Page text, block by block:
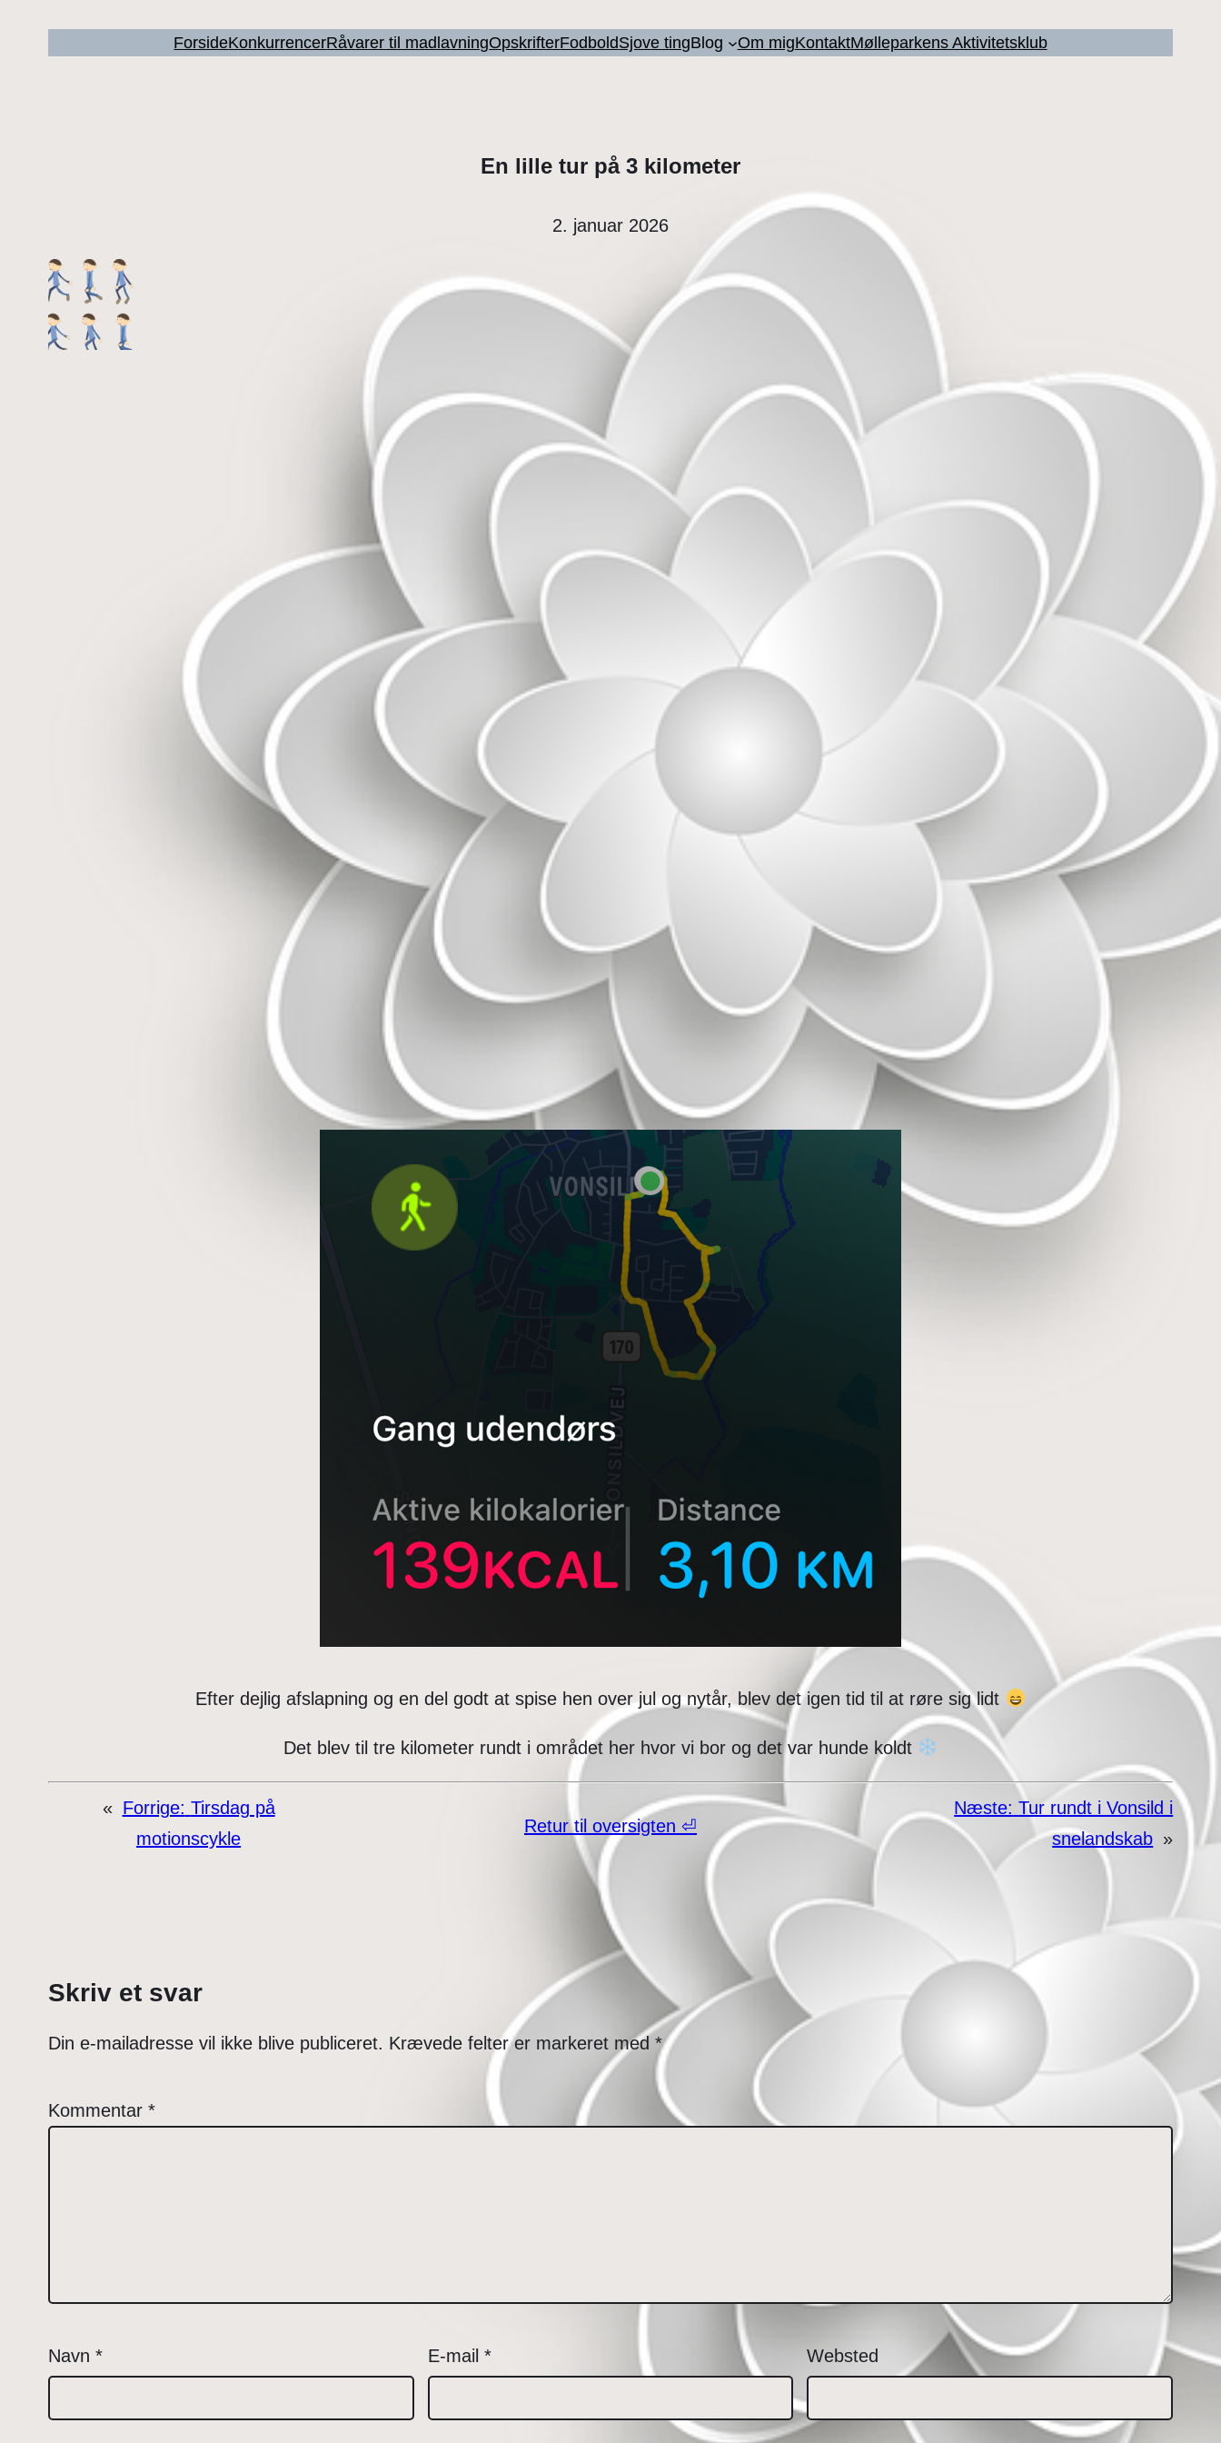
ForsideKonkurrencerRåvarer til madlavningOpskrifterFodboldSjove tingBlog Om migKontaktMølleparkens Aktivitetsklub
En lille tur på 3 kilometer
2. januar 2026
Efter dejlig afslapning og en del godt at spise hen over jul og nytår, blev det igen tid til at røre sig lidt
Det blev til tre kilometer rundt i området her hvor vi bor og det var hunde koldt
« Forrige: Tirsdag på
motionscykle
Retur til oversigten ⏎
Næste: Tur rundt i Vonsild i
snelandskab »
Skriv et svar
Din e-mailadresse vil ikke blive publiceret. Krævede felter er markeret med *
Kommentar *
Navn * E-mail * Websted